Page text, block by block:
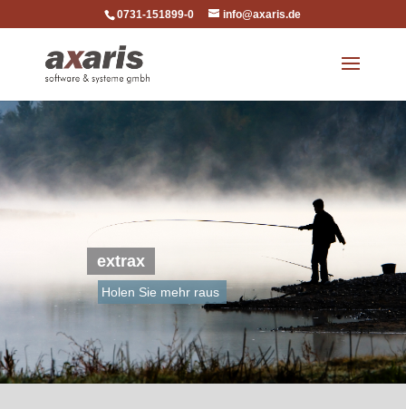
0731-151899-0 info@axaris.de
extrax
Holen Sie mehr raus